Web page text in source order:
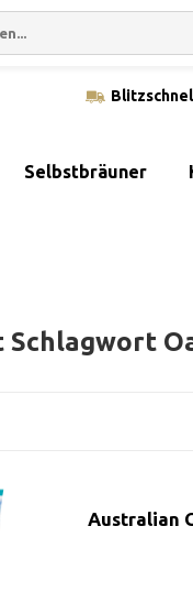
Selbstbräuner
Australian